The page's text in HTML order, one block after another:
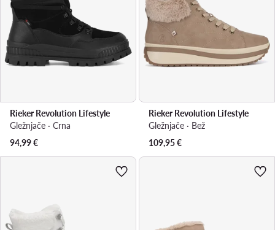
Rieker Revolution Lifestyle
Gležnjače · Crna
94,99€
Rieker Revolution Lifestyle
Gležnjače · Bež
109,95€